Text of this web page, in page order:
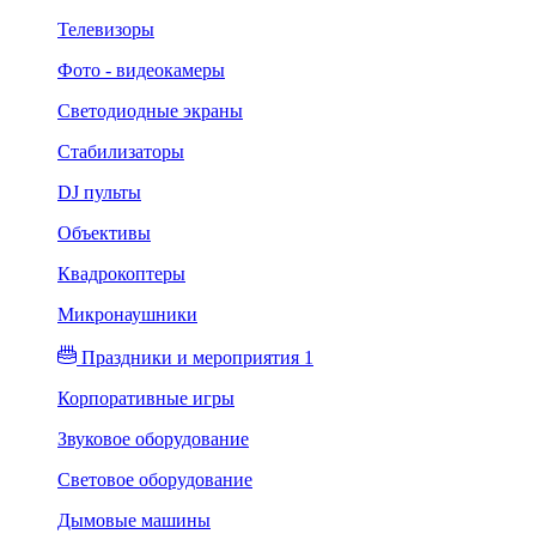
Телевизоры
Фото - видеокамеры
Светодиодные экраны
Стабилизаторы
DJ пульты
Объективы
Квадрокоптеры
Микронаушники
Праздники и мероприятия 1
Корпоративные игры
Звуковое оборудование
Световое оборудование
Дымовые машины